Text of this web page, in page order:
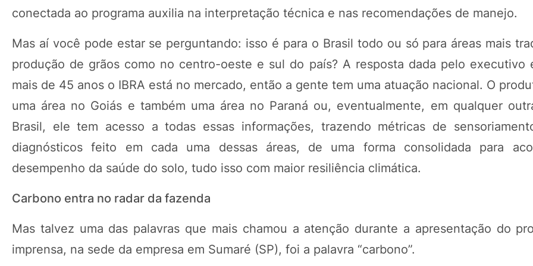
conectada ao programa auxilia na interpretação técnica e nas recomendações de manejo.
Mas aí você pode estar se perguntando: isso é para o Brasil todo ou só para áreas mais
produção de grãos como no centro-oeste e sul do país? A resposta dada pelo executivo
mais de 45 anos o IBRA está no mercado, então a gente tem uma atuação nacional. O
uma área no Goiás e também uma área no Paraná ou, eventualmente, em qualquer
Brasil, ele tem acesso a todas essas informações, trazendo métricas de
diagnósticos feito em cada uma dessas áreas, de uma forma consolidada para
desempenho da saúde do solo, tudo isso com maior resiliência climática.
Carbono entra no radar da fazenda
Mas talvez uma das palavras que mais chamou a atenção durante a apresentação do
imprensa, na sede da empresa em Sumaré (SP), foi a palavra “carbono”.